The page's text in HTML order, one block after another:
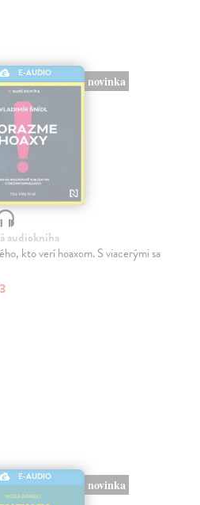
E-AUDIO
novinka
audiokniha
kto verí hoaxom. S viacerými sa
E-AUDIO
novinka